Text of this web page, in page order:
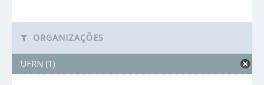
ORGANIZAÇÕES
UFRN (1)